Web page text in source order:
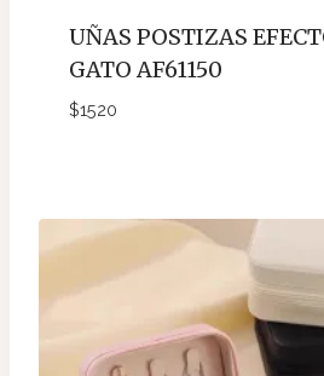
UÑAS POSTIZAS
GATO AF61150
$1520